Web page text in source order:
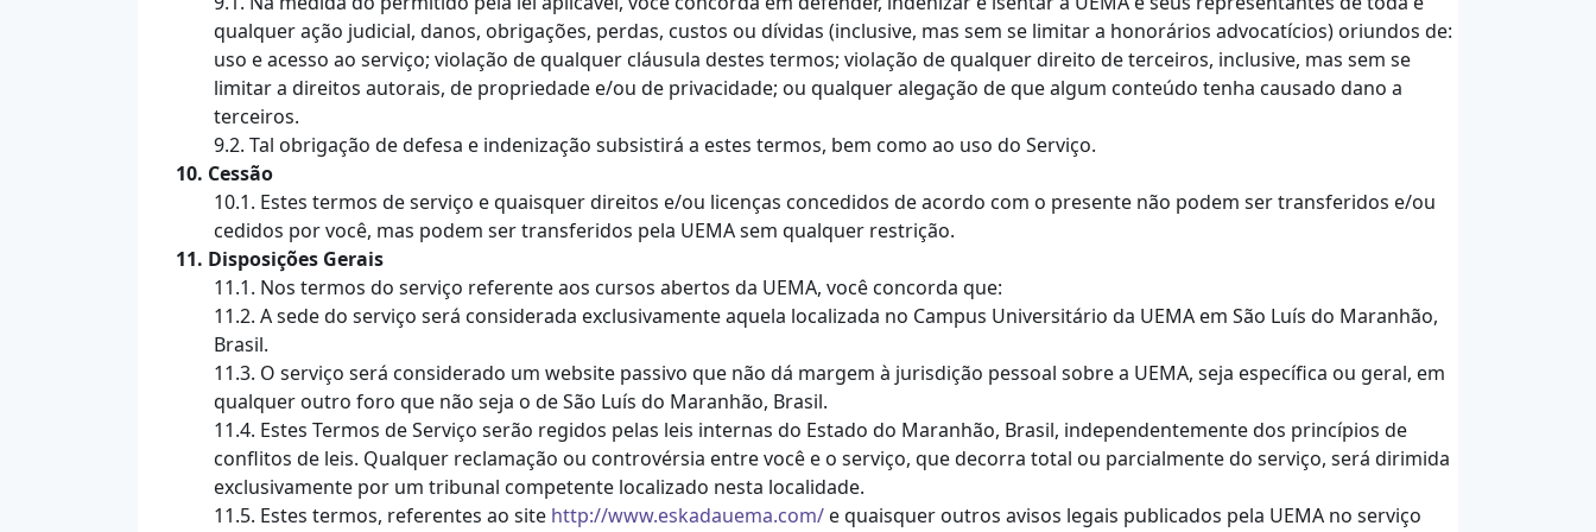
qualquer ação judicial, danos, obrigações, perdas, custos ou dívidas (inclusive, mas sem se limitar a honorários advocatícios) oriundos de:
uso e acesso ao serviço; violação de qualquer cláusula destes termos; violação de qualquer direito de terceiros, inclusive, mas sem se
limitar a direitos autorais, de propriedade e/ou de privacidade; ou qualquer alegação de que algum conteúdo tenha causado dano a
terceiros.
9.2. Tal obrigação de defesa e indenização subsistirá a estes termos, bem como ao uso do Serviço.
10. Cessão
10.1. Estes termos de serviço e quaisquer direitos e/ou licenças concedidos de acordo com o presente não podem ser transferidos e/ou
cedidos por você, mas podem ser transferidos pela UEMA sem qualquer restrição.
11. Disposições Gerais
11.1. Nos termos do serviço referente aos cursos abertos da UEMA, você concorda que:
11.2. A sede do serviço será considerada exclusivamente aquela localizada no Campus Universitário da UEMA em São Luís do Maranhão,
Brasil.
11.3. O serviço será considerado um website passivo que não dá margem à jurisdição pessoal sobre a UEMA, seja específica ou geral, em
qualquer outro foro que não seja o de São Luís do Maranhão, Brasil.
11.4. Estes Termos de Serviço serão regidos pelas leis internas do Estado do Maranhão, Brasil, independentemente dos princípios de
conflitos de leis. Qualquer reclamação ou controvérsia entre você e o serviço, que decorra total ou parcialmente do serviço, será dirimida
exclusivamente por um tribunal competente localizado nesta localidade.
11.5. Estes termos, referentes ao site http://www.eskadauema.com/e quaisquer outros avisos legais publicados pela UEMA no serviço